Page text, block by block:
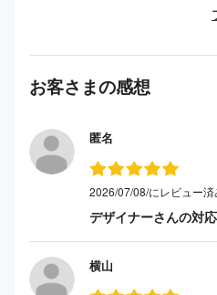
お客さまの感想
匿名
2026/07/08/にレビュー済
デザイナーさんの対
横山